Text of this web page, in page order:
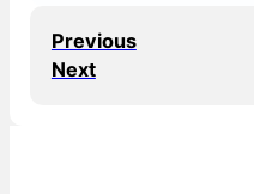
Previous
Next